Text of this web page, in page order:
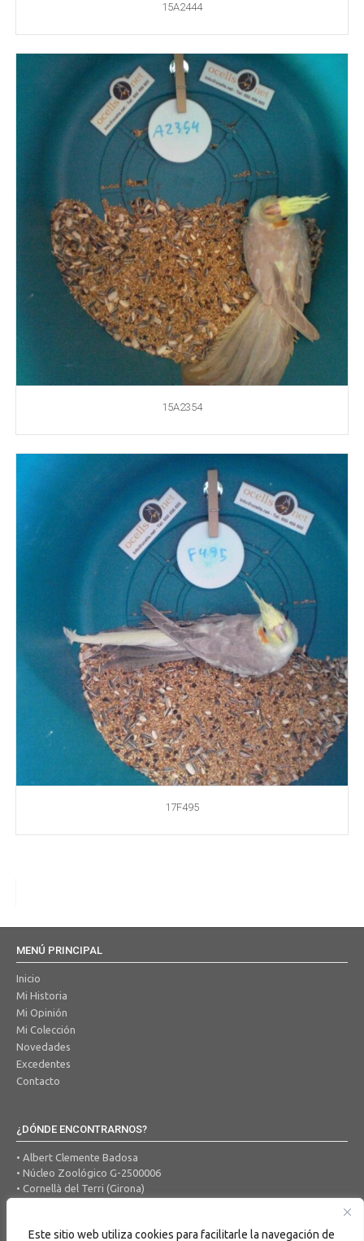
Este sitio web utiliza cookies para facilitarle la navegación de
15A2444
15A2354
17F495
MENÚ PRINCIPAL
Inicio
Mi Historia
Mi Opinión
Mi Colección
Novedades
Excedentes
Contacto
¿DÓNDE ENCONTRARNOS?
• Albert Clemente Badosa
• Núcleo Zoológico G-2500006
• Cornellà del Terri (Girona)